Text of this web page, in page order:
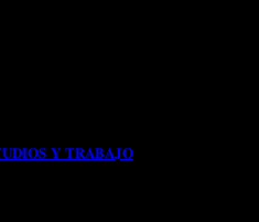
𝐘 𝐓𝐑𝐀𝐁𝐀𝐉𝐎